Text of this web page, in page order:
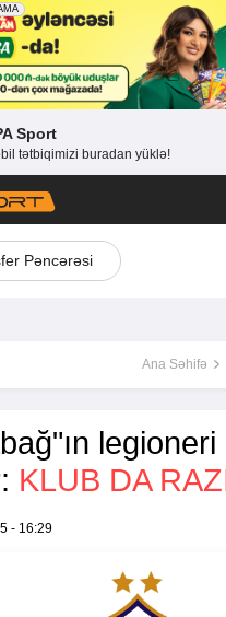
Sport
tətbiqimizi buradan yüklə!
Pəncərəsi
Ana Səhifə
KLUB DA
- 16:29